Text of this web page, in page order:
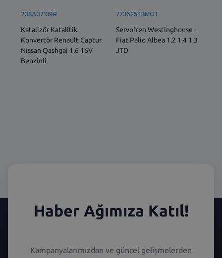
208A07139R
Katalizör Katalitik
Konvertör Renault Captur
Nissan Qashgai 1,6 16V
Benzinli
77362543MOT
Servofren Westinghouse -
Fiat Palio Albea 1.2 1.4 1.3
JTD
Haber Ağımıza Katıl!
Kampanyalarımızdan ve güncel gelişmelerden